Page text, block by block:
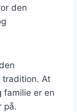
den
At
familie er en
på.